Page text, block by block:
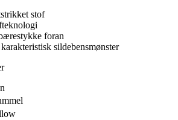
stof
foran
sildebensmønster